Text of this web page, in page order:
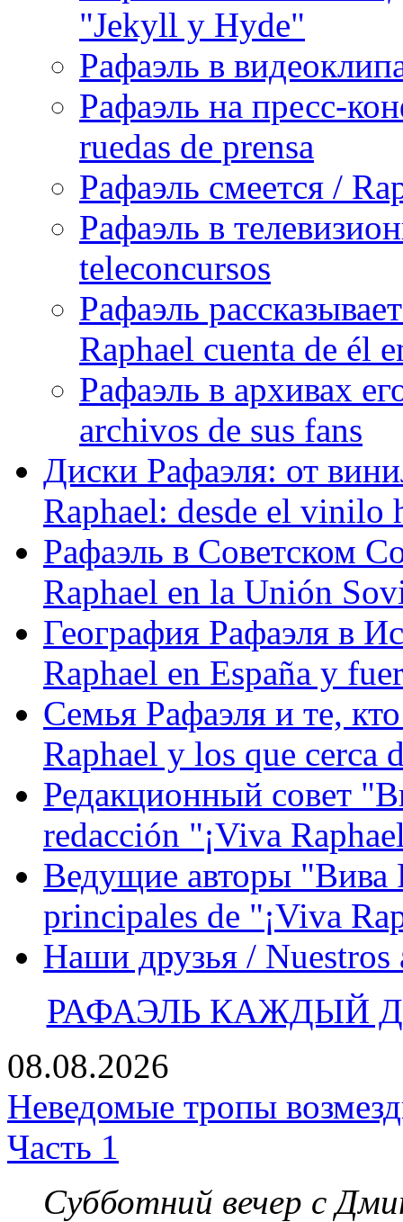
"Jekyll y Hyde"
Рафаэль в
Рафаэль на пресс-
ruedas de prensa
Рафаэль смеется /
Рафаэль в
teleconcursos
Рафаэль
Raphael cuenta de él
Рафаэль в архивах
archivos de sus fans
Диски Рафаэля: от
Raphael: desde el vinilo
Рафаэль в Советском
Raphael en la Unión
География Рафаэля в
Raphael en España y
Семья Рафаэля и те,
Raphael y los que cerca
Редакционный совет
redacción "¡Viva
Ведущие авторы "Вива
principales de "¡Viva
Наши друзья / Nuestros
РАФАЭЛЬ КАЖДЫЙ
08.08.2026
Неведомые тропы
Часть 1
Субботний вечер с